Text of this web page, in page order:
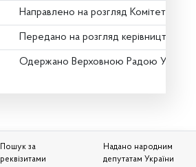
Направлено на розгляд Комітету
Передано на розгляд керівництву
Одержано Верховною Радою України
Пошук за
реквізитами
Надано народним
депутатам України